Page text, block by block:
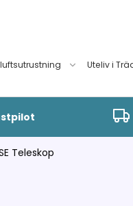
Uteliv i
Teleskop